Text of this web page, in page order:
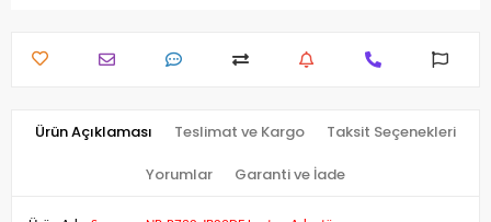
Ürün Açıklaması Teslimat ve Kargo Taksit Seçenekleri
Yorumlar Garanti ve İade